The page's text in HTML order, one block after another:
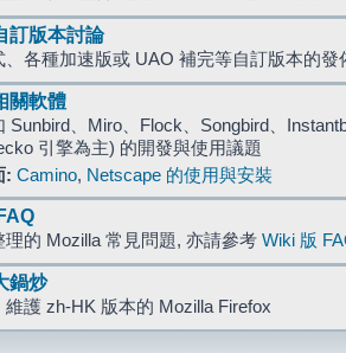
訂版本討論
、各種加速版或 UAO 補完等自訂版本的發
關軟體
Sunbird、Miro、Flock、Songbird、
引擎為主) 的開發與使用議題
: Camino, Netscape 的使用與安裝
理的 Mozilla 常見問題, 亦請參考 Wiki 版
鍋炒
維護 zh-HK 版本的 Mozilla Firefox